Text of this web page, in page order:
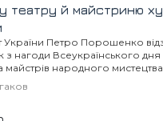
театру й майстриню
України Петро Порошенко
з нагоди Всеукраїнського дня
майстрів народного